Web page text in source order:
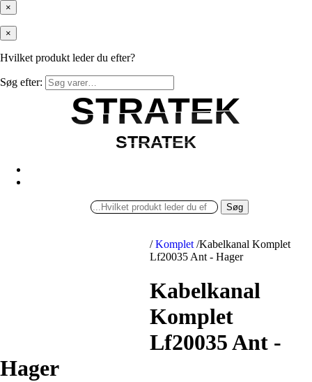
×
×
Hvilket produkt leder du efter?
Søg efter:
STRATEK
STRATEK
STRATEK
STRATEK
Søg
/ Komplet /Kabelkanal Komplet
Lf20035 Ant - Hager
Kabelkanal
Komplet
Lf20035 Ant -
Hager